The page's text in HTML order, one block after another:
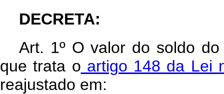
DECRETA:
Art. 1º O valor do soldo
que trata o artigo 148 da Lei
reajustado em: